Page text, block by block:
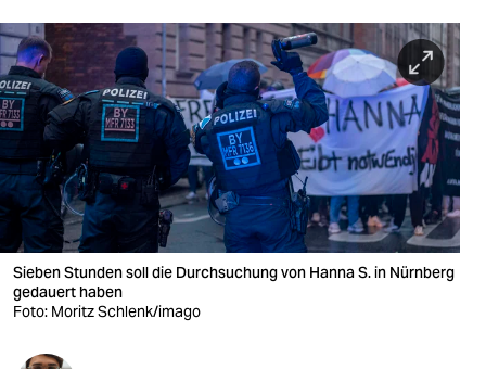
sport
berlin
nord
wahrheit
verlag
verlag
veranstaltungen
Sieben Stunden soll die Durchsuchung von Hanna S. in Nürnberg
gedauert haben
Foto: Moritz Schlenk/imago